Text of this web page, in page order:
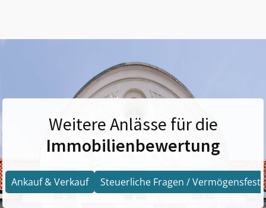
Weitere Anlässe für die
Immobilienbewertung
Ankauf & Verkauf Steuerliche Fragen /